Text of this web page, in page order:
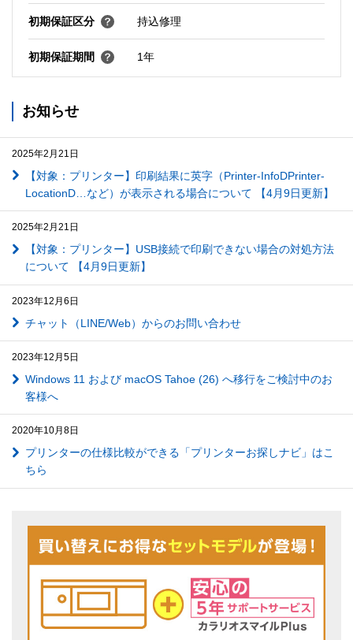
初期保証区分 持込修理
初期保証期間 1年
お知らせ
2025年2月21日
【対象：プリンター】印刷結果に英字（Printer-InfoDPrinter-
LocationD…など）が表示される場合について 【4月9日更新】
2025年2月21日
【対象：プリンター】USB接続で印刷できない場合の対処方法
について 【4月9日更新】
2023年12月6日
チャット（LINE/Web）からのお問い合わせ
2023年12月5日
Windows 11 および macOS Tahoe (26) へ移行をご検討中のお
客様へ
2020年10月8日
プリンターの仕様比較ができる「プリンターお探しナビ」はこ
ちら